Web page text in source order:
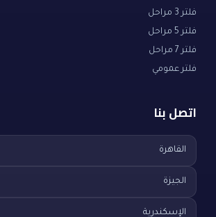
فلتر 3 مراحل
فلتر 5 مراحل
فلتر 7 مراحل
فلتر عمومي
اتصل بنا
القاهرة
الجيزة
الإسكندرية